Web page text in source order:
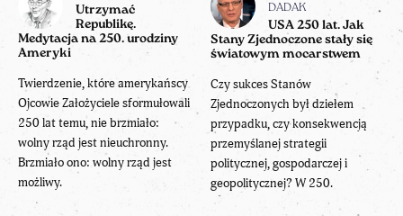
Utrzymać
Republikę.
Medytacja na 250. urodziny
Ameryki
Twierdzenie, które amerykańscy
Ojcowie Założyciele sformułowali
250 lat temu, nie brzmiało:
wolny rząd jest nieuchronny.
Brzmiało ono: wolny rząd jest
możliwy.
DADAK
USA 250 lat. Jak
Stany Zjednoczone stały się
światowym mocarstwem
Czy sukces Stanów
Zjednoczonych był dziełem
przypadku, czy konsekwencją
przemyślanej strategii
politycznej, gospodarczej i
geopolitycznej? W 250.